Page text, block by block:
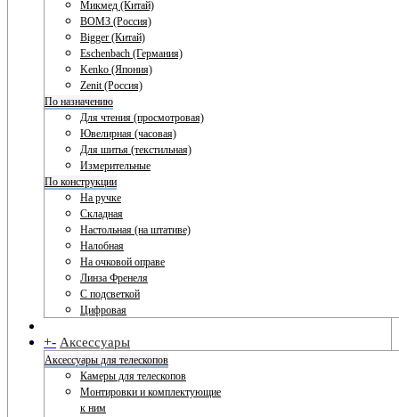
Микмед (Китай)
ВОМЗ (Россия)
Bigger (Китай)
Eschenbach (Германия)
Kenko (Япония)
Zenit (Россия)
По назначению
Для чтения (просмотровая)
Ювелирная (часовая)
Для шитья (текстильная)
Измерительные
По конструкции
На ручке
Складная
Настольная (на штативе)
Налобная
На очковой оправе
Линза Френеля
С подсветкой
Цифровая
+- Аксессуары
Аксессуары для телескопов
Камеры для телескопов
Монтировки и комплектующие
к ним